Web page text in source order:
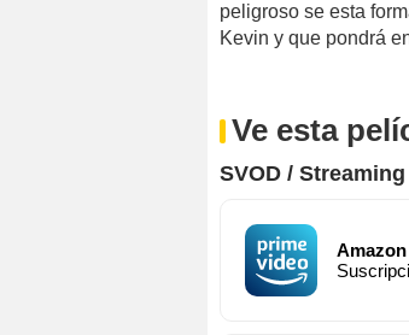
peligroso se esta
Kevin y que pondrá
Ve esta
SVOD / Streaming